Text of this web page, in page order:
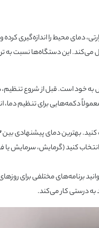
دمای محیط را اندازه‌گیری
می‌کند. این دستگاه‌ها نسبت
خود است. قبل از شروع تنظیم،
دکمه‌هایی برای تنظیم دما،
کنید. بهترین دمای پیشنهادی بین
انتخاب کنید (گرمایش، سرمایش یا
برنامه‌های مختلفی برای
به درستی کار می‌کند.